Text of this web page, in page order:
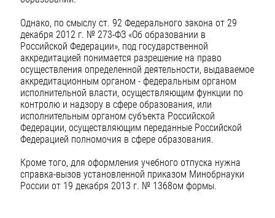
Однако, по смыслу ст. 92 Федерального закона от 29
декабря 2012 г. № 273-ФЗ «Об образовании в
Российской Федерации», под государственной
аккредитацией понимается разрешение на право
осуществления определенной деятельности, выдаваемое
аккредитационным органом - федеральным органом
исполнительной власти, осуществляющим функции по
контролю и надзору в сфере образования, или
исполнительным органом субъекта Российской
Федерации, осуществляющим переданные Российской
Федерацией полномочия в сфере образования.
Кроме того, для оформления учебного отпуска нужна
справка-вызов установленной приказом Минобрнауки
России от 19 декабря 2013 г. № 1368ом формы.